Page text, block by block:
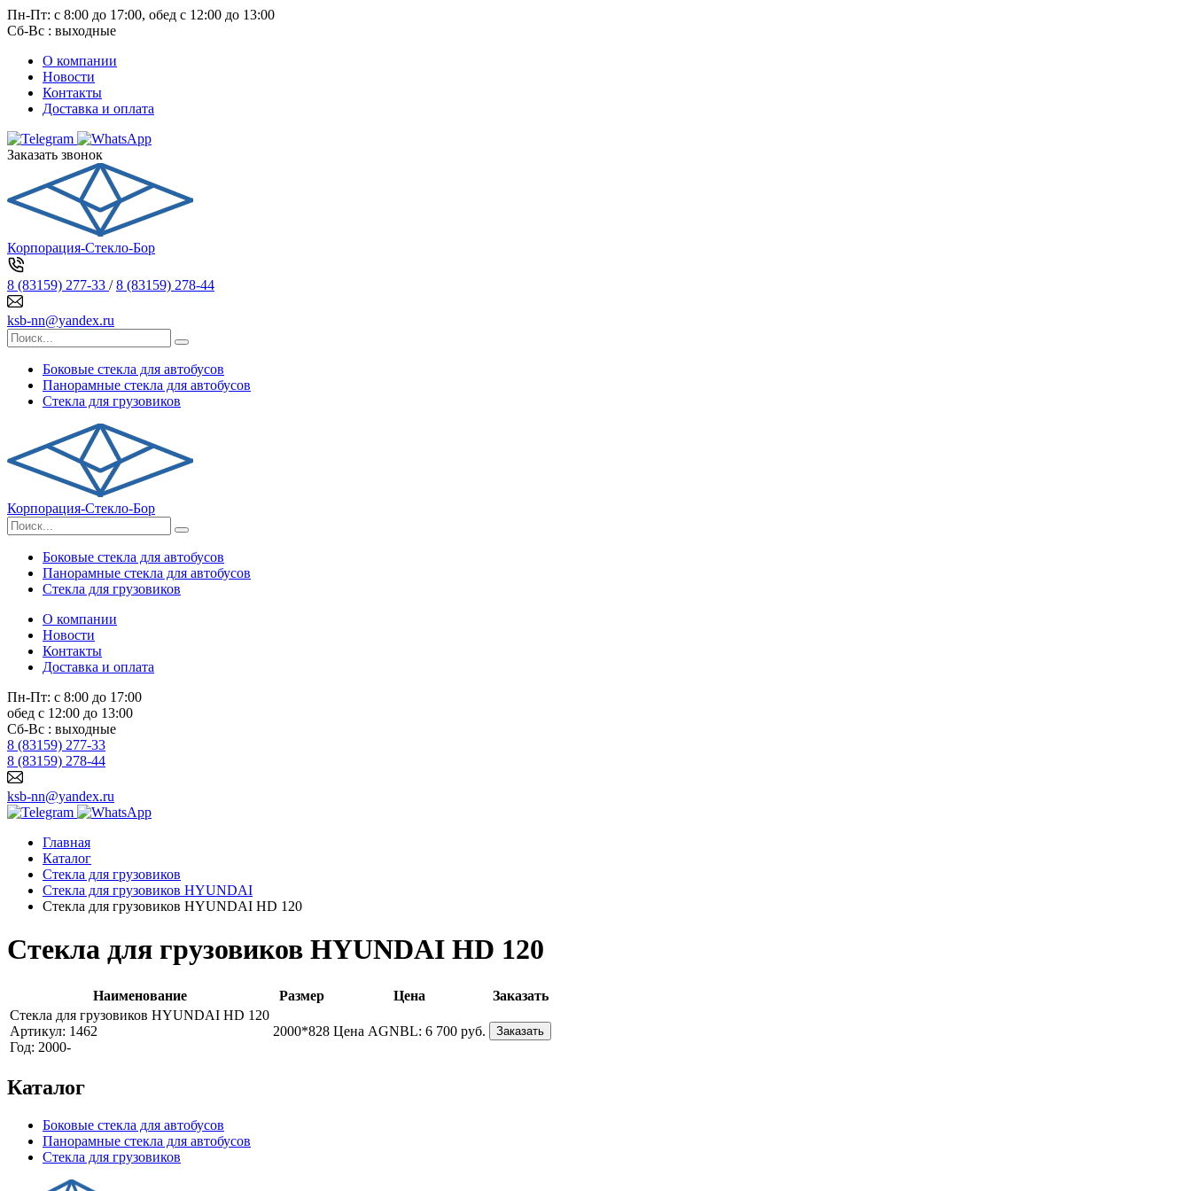
Пн-Пт: с 8:00 до 17:00, обед с 12:00 до 13:00
Сб-Вс : выходные
О компании
Новости
Контакты
Доставка и оплата
Заказать звонок
Корпорация-Стекло-Бор
8 (83159) 277-33 /8 (83159) 278-44
ksb-nn@yandex.ru
Боковые стекла для автобусов
Панорамные стекла для автобусов
Стекла для грузовиков
Корпорация-Стекло-Бор
Боковые стекла для автобусов
Панорамные стекла для автобусов
Стекла для грузовиков
О компании
Новости
Контакты
Доставка и оплата
Пн-Пт: с 8:00 до 17:00
обед с 12:00 до 13:00
Сб-Вс : выходные
8 (83159) 277-33
8 (83159) 278-44
ksb-nn@yandex.ru
Главная
Каталог
Стекла для грузовиков
Стекла для грузовиков HYUNDAI
Стекла для грузовиков HYUNDAI HD 120
Стекла для грузовиков HYUNDAI HD 120
Наименование Размер Цена
Заказать
Стекла для грузовиков HYUNDAI HD 120
Артикул: 1462
Год: 2000-
2000*828 Цена AGNBL: 6 700 руб. Заказать
Каталог
Боковые стекла для автобусов
Панорамные стекла для автобусов
Стекла для грузовиков